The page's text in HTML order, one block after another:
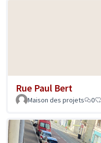
Rue Paul Bert
Maison des projets 0